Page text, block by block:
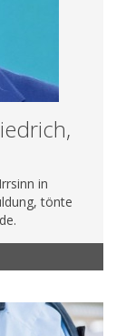
in
tönte